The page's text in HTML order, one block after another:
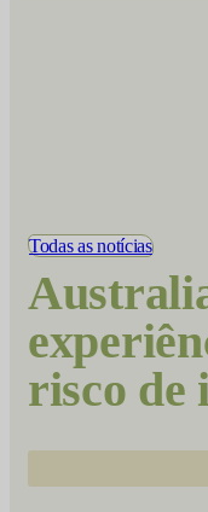
Todas as notícias
risco de